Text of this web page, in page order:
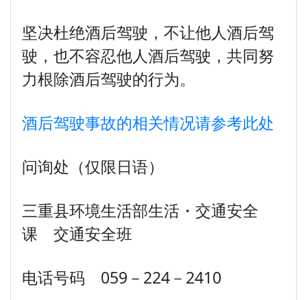
坚决杜绝酒后驾驶，不让他人酒后驾
驶，也不容忍他人酒后驾驶，共同努
力根除酒后驾驶的行为。
酒后驾驶事故的相关情况请参考此处
问询处（仅限日语）
三重县环境生活部生活・交通安全
课 交通安全班
电话号码 059－224－2410